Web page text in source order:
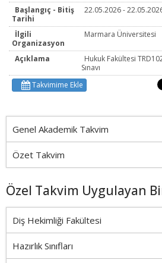
Başlangıç - Bitiş
Tarihi
22.05.2026 -
İlgili
Organizasyon
Marmara Üniversitesi
Açıklama
Hukuk Fakültesi
Sınavı
Takvimime Ekle
Genel Akademik Takvim
Özet Takvim
Özel Takvim Uygulayan
Diş Hekimliği Fakültesi
Hazırlık Sınıfları